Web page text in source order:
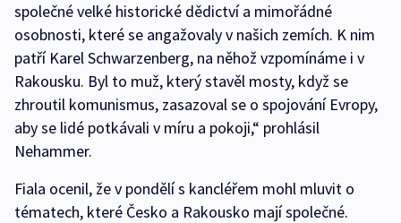
společné velké historické dědictví a mimořádné
osobnosti, které se angažovaly v našich zemích. K nim
patří Karel Schwarzenberg, na něhož vzpomínáme i v
Rakousku. Byl to muž, který stavěl mosty, když se
zhroutil komunismus, zasazoval se o spojování Evropy,
aby se lidé potkávali v míru a pokoji,“ prohlásil
Nehammer.
Fiala ocenil, že v pondělí s kancléřem mohl mluvit o
tématech, které Česko a Rakousko mají společné.